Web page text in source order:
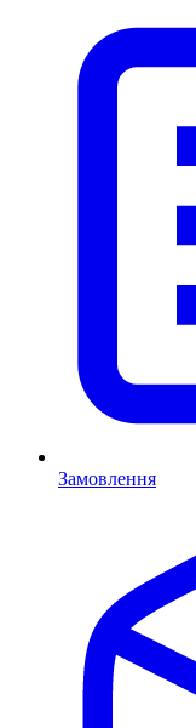
Замовлення